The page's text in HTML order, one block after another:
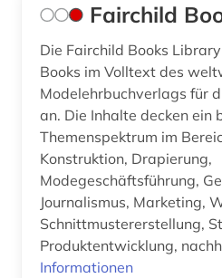
Fairchild
Die Fairchild Books
Books im Volltext des
Modelehrbuchverlags für
an. Die Inhalte decken ein
Themenspektrum im
Konstruktion, Drapierung,
Modegeschäftsführung,
Journalismus, Marketing,
Schnittmustererstellung,
Produktentwicklung,
Informationen